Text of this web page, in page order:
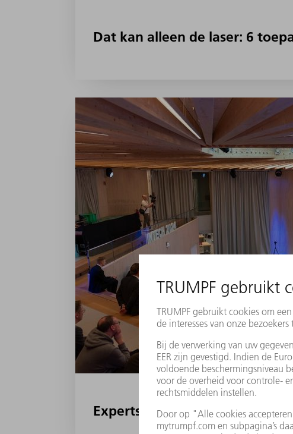
Dat kan alleen de laser: 6
Experts discuss at INTECH: